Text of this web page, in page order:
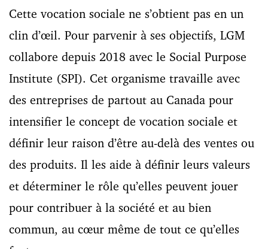
Cette vocation sociale ne s’obtient pas en un
clin d’œil. Pour parvenir à ses objectifs, LGM
collabore depuis 2018 avec le Social Purpose
Institute (SPI). Cet organisme travaille avec
des entreprises de partout au Canada pour
intensifier le concept de vocation sociale et
définir leur raison d’être au-delà des ventes ou
des produits. Il les aide à définir leurs valeurs
et déterminer le rôle qu’elles peuvent jouer
pour contribuer à la société et au bien
commun, au cœur même de tout ce qu’elles